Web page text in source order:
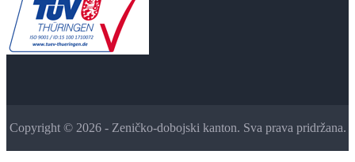
Copyright © 2026 - Zeničko-dobojski kanton. Sva prava pridržana.